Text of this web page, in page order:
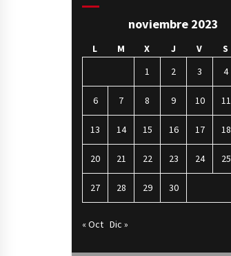
noviembre 2023
L M X J V S
1
2 3 4
6 7 8 9 10 11
13 14 15 16 17 18
20 21 22 23 24 25
27 28 29 30
« Oct Dic »